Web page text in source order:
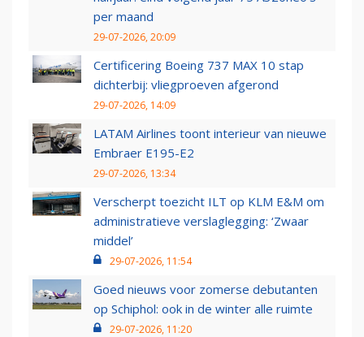
per maand
29-07-2026, 20:09
Certificering Boeing 737 MAX 10 stap
dichterbij: vliegproeven afgerond
29-07-2026, 14:09
LATAM Airlines toont interieur van nieuwe
Embraer E195-E2
29-07-2026, 13:34
Verscherpt toezicht ILT op KLM E&M om
administratieve verslaglegging: ‘Zwaar
middel’
29-07-2026, 11:54
Goed nieuws voor zomerse debutanten
op Schiphol: ook in de winter alle ruimte
29-07-2026, 11:20